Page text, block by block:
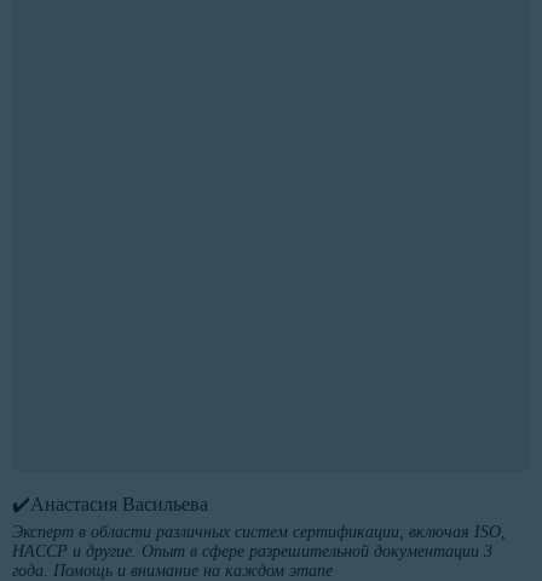
✔️Анастасия Васильева
Эксперт в области различных систем сертификации, включая ISO,
HACCP и другие. Опыт в сфере разрешительной документации 3
года. Помощь и внимание на каждом этапе